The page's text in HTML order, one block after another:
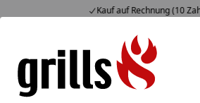
Kauf auf Rechnung (10
Alle Produkte
Mein Konto
Suchen